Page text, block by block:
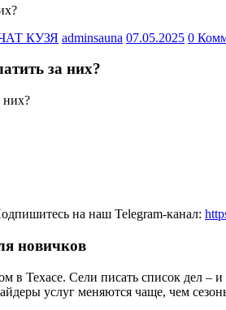
КУЗЯ adminsauna 07.05.2025 0
за них?
на наш Telegram-канал:
новичков
Сели писать список дел – и
услуг меняются чаще, чем